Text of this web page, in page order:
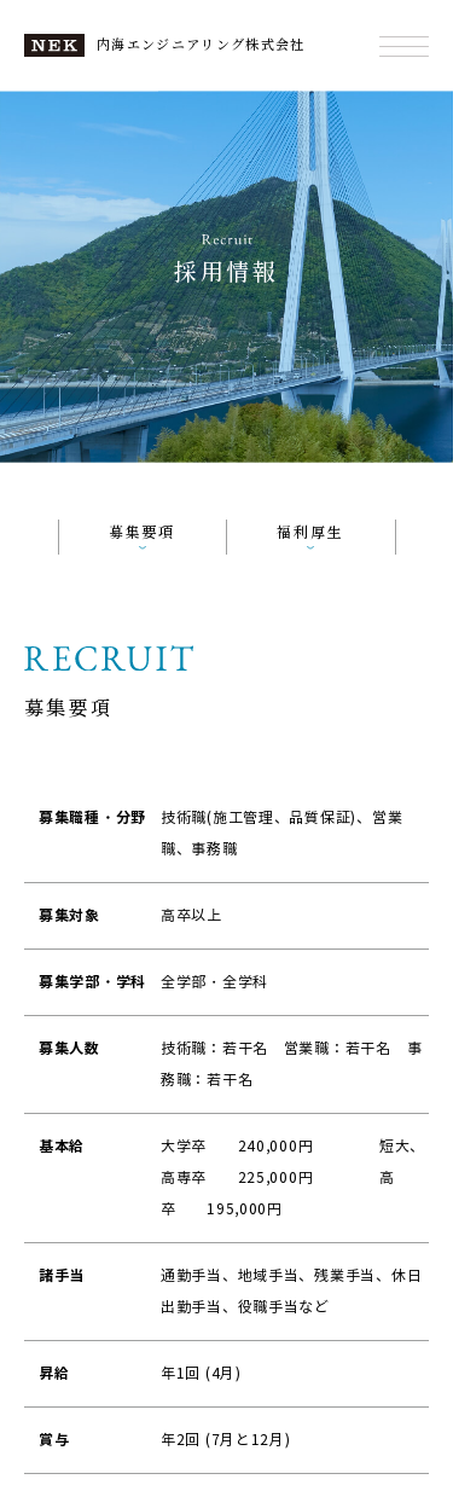
内海エンジニアリング株式会社
採用情報
募集要項 福利厚生
募集要項
募集職種・分野
技術職(施工管理、品質保証)、営業
職、事務職
募集対象 高卒以上
募集学部・学科 全学部・全学科
募集人数
技術職：若干名 営業職：若干名 事
務職：若干名
基本給
大学卒 240,000円 短大、
高専卒 225,000円 高
卒 195,000円
諸手当
通勤手当、地域手当、残業手当、休日
出勤手当、役職手当など
昇給 年1回 (4月)
賞与 年2回 (7月と12月)